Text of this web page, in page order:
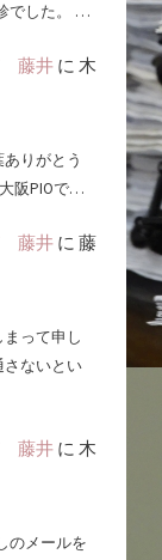
でした。 …
藤井に 木
りがとう
阪PIOで…
藤井に 藤
って申し
ないとい
藤井に 木
のメールを